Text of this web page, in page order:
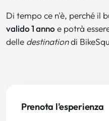
Di tempo ce n'è, perché il
valido 1 annoe potrà
delle destinationdi
Prenota l'esperienza